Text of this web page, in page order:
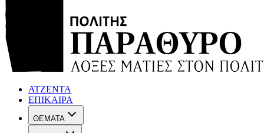
ΑΤΖΕΝΤΑ
ΕΠΙΚΑΙΡΑ
ΘΕΜΑΤΑ